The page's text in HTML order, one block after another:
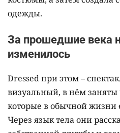
одежды.
За прошедшие века
изменилось
Dressed при этом –
визуальный, в нём заняты
которые в обычной жизни
Через язык тела они